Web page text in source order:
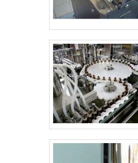
itens variados com
como encaixotadora
checkweigher
qualidade e
benefício.Para tal
investiu em profissionais
em equipamentos
Solutions Brasil é uma
sido apontada de
mercado pela seriedade e
garante uma entrega de
ponta a ponta.